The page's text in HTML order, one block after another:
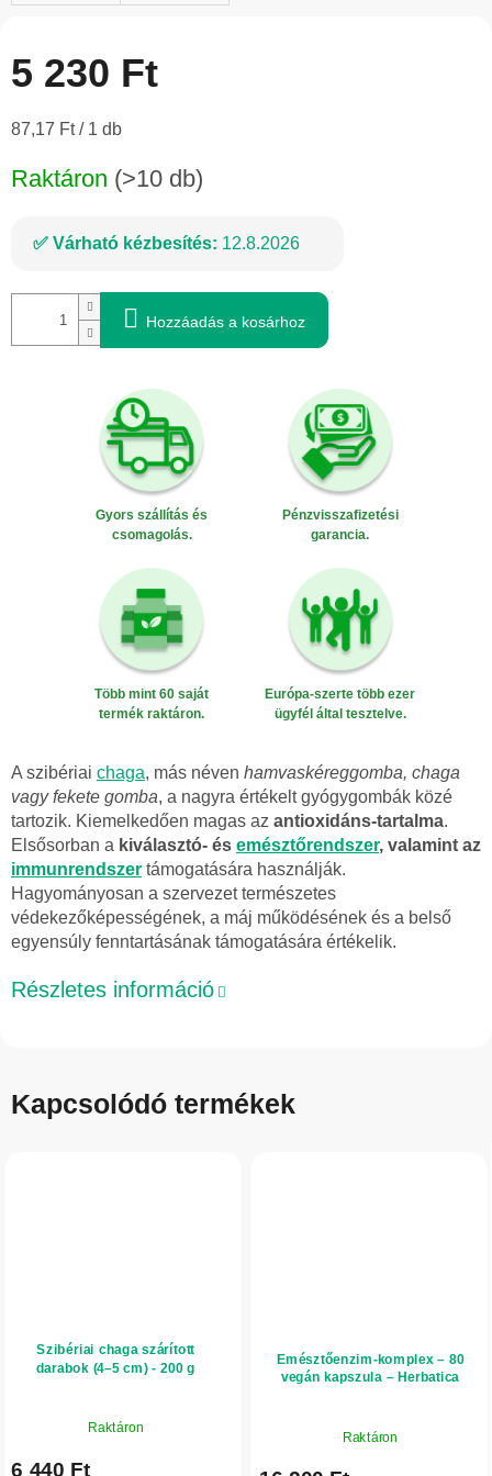
5 230 Ft
Egységár:
87,17 Ft / 1 db
Raktáron (>10 db)
Várható kézbesítés: 12.8.2026
Hozzáadás a kosárhoz
Gyors szállítás és
csomagolás.
Pénzvisszafizetési
garancia.
Több mint 60 saját
termék raktáron.
Európa-szerte több ezer
ügyfél által tesztelve.
A szibériai chaga, más néven hamvaskéreggomba, chaga
vagy fekete gomba, a nagyra értékelt gyógygombák közé
tartozik. Kiemelkedően magas az antioxidáns-tartalma.
Elsősorban a kiválasztó- és emésztőrendszer, valamint az
immunrendszer támogatására használják.
Hagyományosan a szervezet természetes
védekezőképességének, a máj működésének és a belső
egyensúly fenntartásának támogatására értékelik.
Részletes információ
Kapcsolódó termékek
Szibériai chaga szárított
darabok (4–5 cm) - 200 g
Raktáron
6 440 Ft
Emésztőenzim-komplex – 80
vegán kapszula – Herbatica
Raktáron